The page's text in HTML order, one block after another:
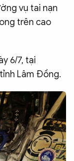
vụ tai nạn
trên cao
6/7, tại
Lâm Đồng.